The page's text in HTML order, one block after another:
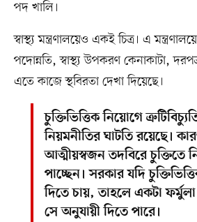
পদ খালি।
স্বাস্থ্য মন্ত্রণালয়েও একই চিত্র। এ
পদোন্নতি, স্বাস্থ্য উপকরণ কেনাকাটা,
এতে কাজে স্থবিরতা দেখা দিয়েছে।
চুক্তিভিত্তিক নিয়োগে
নিয়মনীতির ঘাটতি রয়েছে।
আত্মীয়স্বজন তদবিরে চুক্তিতে
পাচ্ছেন। সরকার যদি
দিতে চায়, তাহলে একটা
সে অনুযায়ী দিতে পারে।